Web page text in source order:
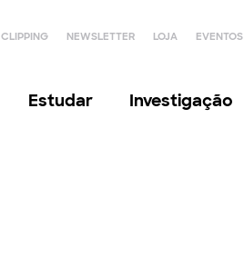
CLIPPING NEWSLETTER LOJA EVENTOS
Estudar Investigação